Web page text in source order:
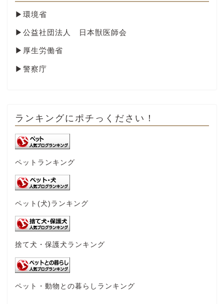
▶ 環境省
▶ 公益社団法人 日本獣医師会
▶ 厚生労働省
▶ 警察庁
ランキングにポチっください！
ペットランキング
ペット(犬)ランキング
捨て犬・保護犬ランキング
ペット・動物との暮らしランキング